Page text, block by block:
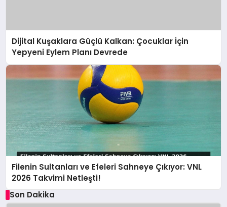
Dijital Kuşaklara Güçlü Kalkan: Çocuklar İçin
Yepyeni Eylem Planı Devrede
Filenin Sultanları ve Efeleri Sahneye Çıkıyor: VNL
2026 Takvimi Netleşti!
Son Dakika